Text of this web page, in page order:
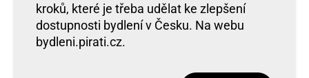
kroků, které je třeba udělat ke zlepšení
dostupnosti bydlení v Česku. Na webu
bydleni.pirati.cz.